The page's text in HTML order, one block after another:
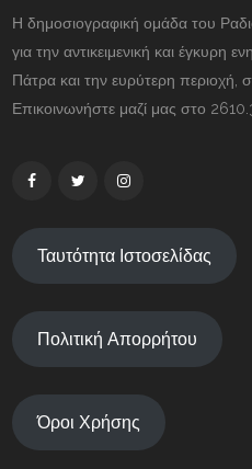
Η δημοσιογραφική ομάδα του
για την αντικειμενική και
Πάτρα και την ευρύτερη περιοχή,
Επικοινωνήστε μαζί μας στο
Ταυτότητα Ιστοσελίδας
Πολιτική Απορρήτου
Όροι Χρήσης